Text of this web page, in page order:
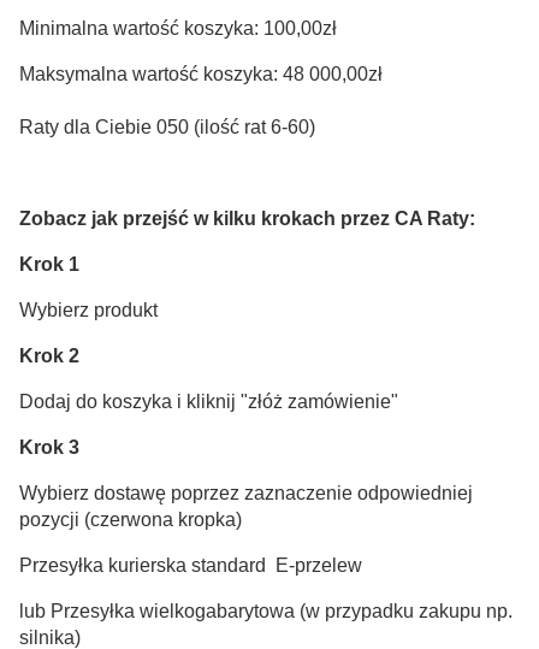
Minimalna wartość koszyka: 100,00zł
Maksymalna wartość koszyka: 48 000,00zł
Raty dla Ciebie 050 (ilość rat 6-60)
Zobacz jak przejść w kilku krokach przez CA Raty:
Krok 1
Wybierz produkt
Krok 2
Dodaj do koszyka i kliknij "złóż zamówienie"
Krok 3
Wybierz dostawę poprzez zaznaczenie odpowiedniej
pozycji (czerwona kropka)
Przesyłka kurierska standard E-przelew
lub Przesyłka wielkogabarytowa (w przypadku zakupu np.
silnika)